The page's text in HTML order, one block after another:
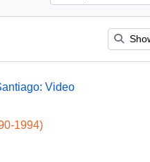
Video
1994)